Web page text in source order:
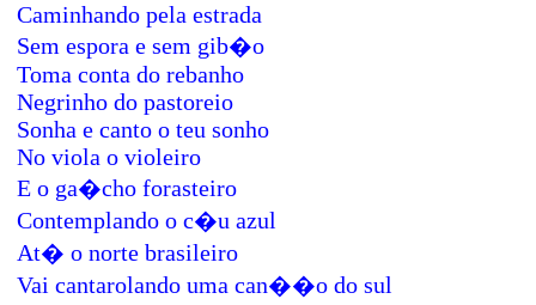
Caminhando pela estrada
Sem espora e sem gib�o
Toma conta do rebanho
Negrinho do pastoreio
Sonha e canto o teu sonho
No viola o violeiro
E o ga�cho forasteiro
Contemplando o c�u azul
At� o norte brasileiro
Vai cantarolando uma can��o do sul